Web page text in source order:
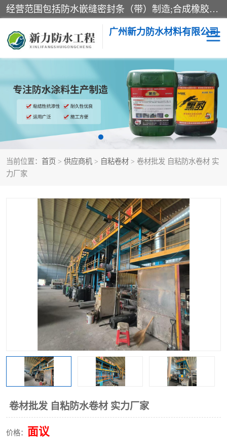
经营范围包括防水嵌缝密封条（带）制造;合成橡胶制造（监控化学品、危险化学品除外）;沥青混合物制造;防水胶粘带制造;其他合成材料制造（监控化学品、危险化学品除外）;涂料制造（监控化学品、危险化学品除外）;建筑结构防水补漏;防水建筑材料制造;粘合剂制造（监控化学品、危险化学品除外）;涂料零售;广州新力防水材料有限公司具有1处分支机构。
广州新力防水材料有限公司
当前位置： 首页 > 供应商机 > 自粘卷材 > 卷材批发 自粘防水卷材 实
力厂家
卷材批发 自粘防水卷材 实力厂家
价格： 面议
黑豹防水胶 建筑108胶水
乳化沥青防水涂料 自粘卷材
非固化橡胶防水涂料